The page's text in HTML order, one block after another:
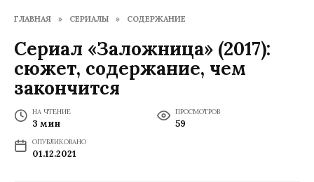
ГЛАВНАЯ » СЕРИАЛЫ » СОДЕРЖАНИЕ
Сериал «Заложница» (2017):
сюжет, содержание, чем
закончится
НА ЧТЕНИЕ
3 мин
ПРОСМОТРОВ
59
ОПУБЛИКОВАНО
01.12.2021